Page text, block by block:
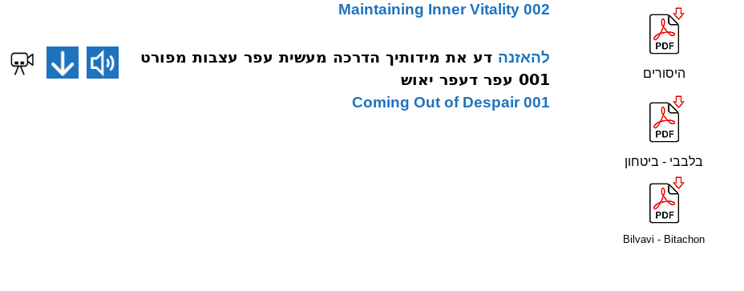
002 Maintaining Inner Vitality
להאזנה דע את מידותיך הדרכה מעשית עפר עצבות מפורט
001 עפר דעפר יאוש
001 Coming Out of Despair
היסורים
בלבבי - ביטחון
Bilvavi - Bitachon